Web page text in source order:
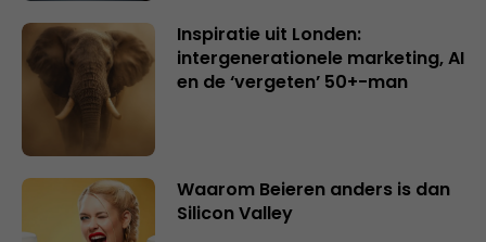
Inspiratie uit Londen:
intergenerationele marketing, AI
en de ‘vergeten’ 50+-man
Waarom Beieren anders is dan
Silicon Valley